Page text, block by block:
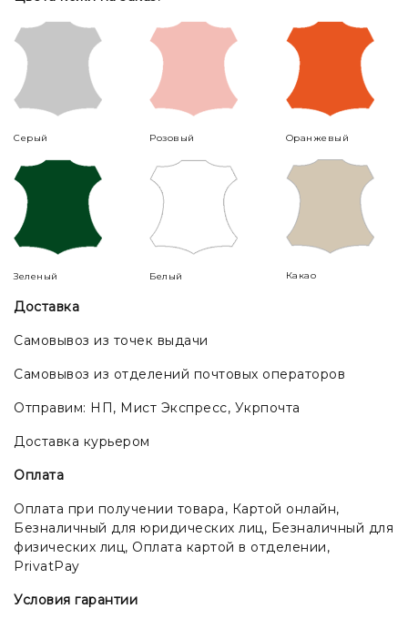
Серый Розовый Оранжевый
Зеленый Белый Какао
Доставка
Самовывоз из точек выдачи
Самовывоз из отделений почтовых операторов
Отправим: НП, Мист Экспресс, Укрпочта
Доставка курьером
Оплата
Оплата при получении товара, Картой онлайн,
Безналичный для юридических лиц, Безналичный для
физических лиц, Оплата картой в отделении,
PrivatPay
Условия гарантии